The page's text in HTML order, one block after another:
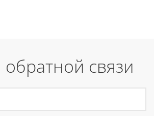
связи